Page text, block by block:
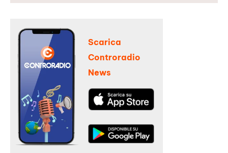
Scarica
Controradio
News